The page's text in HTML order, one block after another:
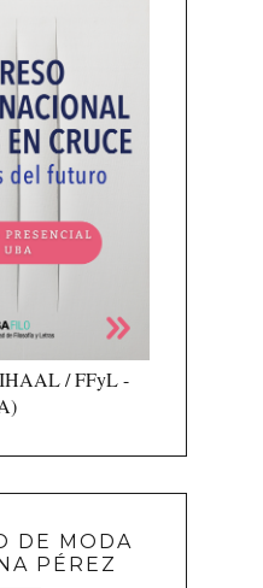
/ FFyL -
DE MODA
PÉREZ